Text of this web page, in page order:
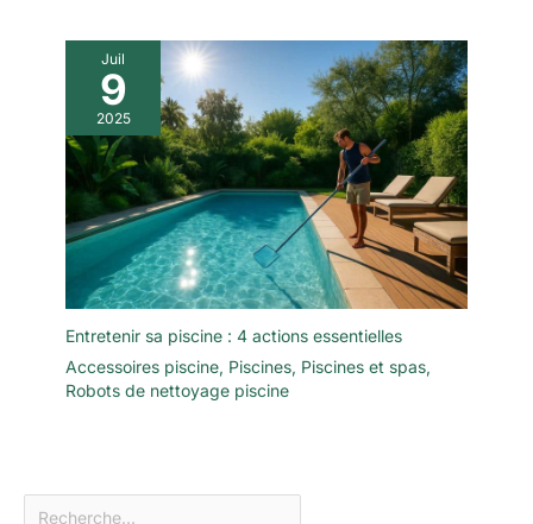
Juil
9
2025
Entretenir sa piscine : 4 actions essentielles
Accessoires piscine, Piscines, Piscines et spas,
Robots de nettoyage piscine